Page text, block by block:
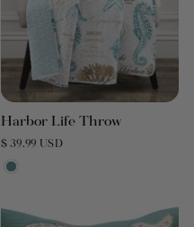
Harbor Life Throw
$ 39.99 USD